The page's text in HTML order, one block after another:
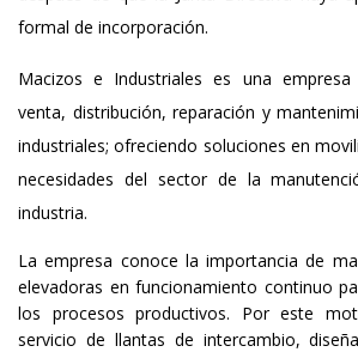
formal de incorporación.
Macizos e Industriales es una empresa
venta, distribución, reparación y
industriales; ofreciendo soluciones en
necesidades del sector de la
industria.
La empresa conoce la importancia de
elevadoras en funcionamiento continuo
los procesos productivos. Por este
servicio de llantas de intercambio,